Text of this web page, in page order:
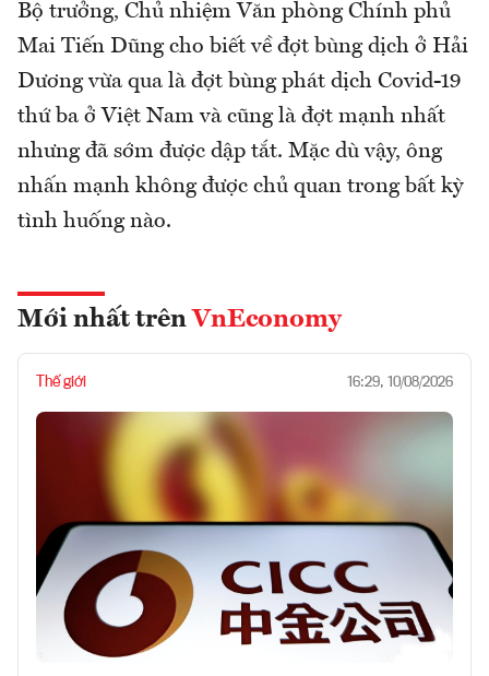
Bộ trưởng, Chủ nhiệm Văn phòng Chính phủ
Mai Tiến Dũng cho biết về đợt bùng dịch ở Hải
Dương vừa qua là đợt bùng phát dịch Covid-19
thứ ba ở Việt Nam và cũng là đợt mạnh nhất
nhưng đã sớm được dập tắt. Mặc dù vậy, ông
nhấn mạnh không được chủ quan trong bất kỳ
tình huống nào.
Mới nhất trên VnEconomy
Thế giới 16:29, 10/08/2026